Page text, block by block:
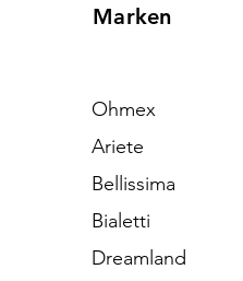
Marken
Ohmex
Ariete
Bellissima
Bialetti
Dreamland